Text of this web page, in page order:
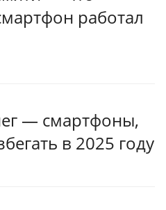
работал
— смартфоны,
в 2025 году